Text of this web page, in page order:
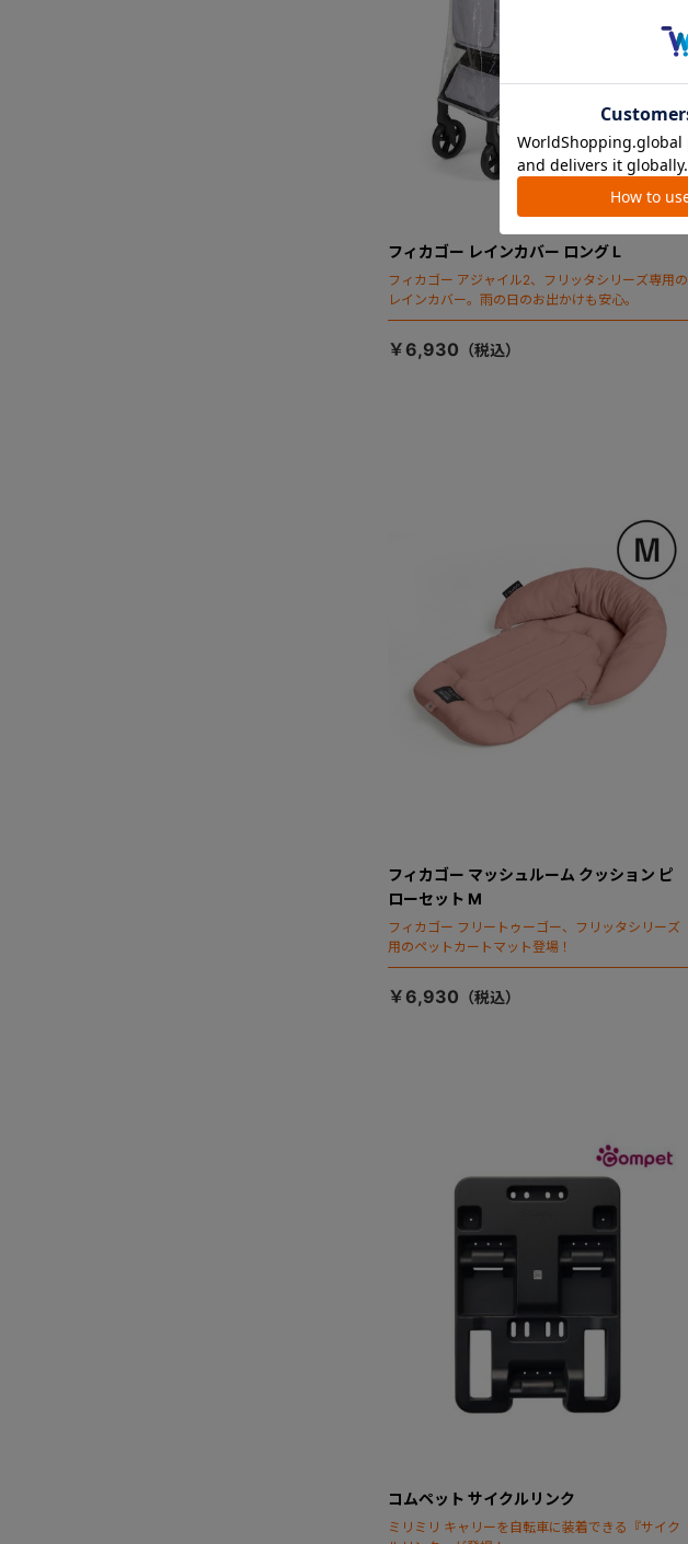
フィカゴー レインカバー ロング L
フィカゴー アジャイル2、フリッタシリーズ専用の
レインカバー。雨の日のお出かけも安心。
￥6,930
フィカゴー マッシュルーム クッション ピ
ローセット M
フィカゴー フリートゥーゴー、フリッタシリーズ
用のペットカートマット登場！
￥6,930
コムペット サイクルリンク
ミリミリ キャリーを自転車に装着できる『サイク